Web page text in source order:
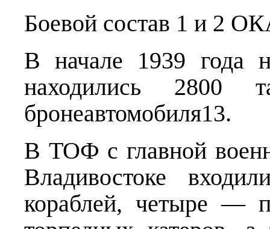
Боевой состав 1 и 2
В начале 1939
находились 2800
бронеавтомобиля13.
В ТОФ с главной
Владивостоке
кораблей, четыре —